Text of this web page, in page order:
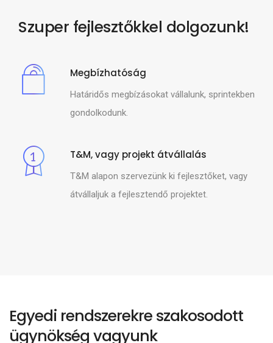
Szuper fejlesztőkkel dolgozunk!
Megbízhatóság
Határidős megbízásokat vállalunk, sprintekben
gondolkodunk.
T&M, vagy projekt átvállalás
T&M alapon szervezünk ki fejlesztőket, vagy
átvállaljuk a fejlesztendő projektet.
Egyedi rendszerekre szakosodott
ügynökség vagyunk